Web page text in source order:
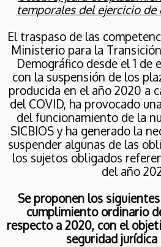
MAYO
SOLICITUD DE
DE VEHÍCULOS
BENEFICIARIOS
GASÓLEO
11
FEBRERO
2026
AUTONÓMICO
NOVEDADES
MUY
REFUERZO
FINALES Y
OPCIONES DE
DEVOLUCIÓN.
7
FEBRERO
CONSULTA
PREVIA PARA
CERTIFICADOS
AHORRO
5FEBRERO
temporales del ejercicio
El traspaso de las
Ministerio para la
Demográfico desde el 1 de
con la suspensión de los
producida en el año 2020 a
del COVID, ha provocado
del funcionamiento de la
SICBIOS y ha generado la
suspender algunas de las
los sujetos obligados
del año
Se proponen los
cumplimiento ordinario
respecto a 2020, con el
seguridad